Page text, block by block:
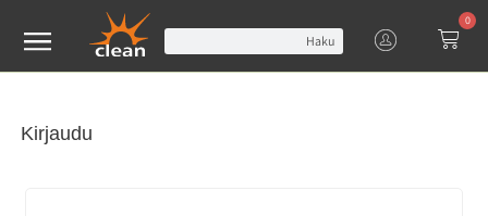
Haku
0
Kirjaudu